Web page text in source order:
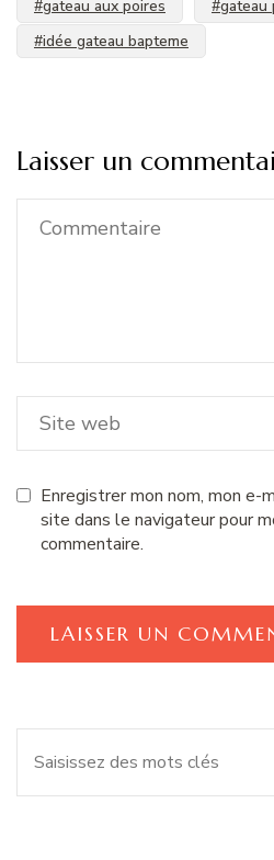
#gateau aux poires
#gateau
#idée gateau bapteme
Laisser un
Enregistrer mon nom, mon e-
site dans le navigateur pour
commentaire.